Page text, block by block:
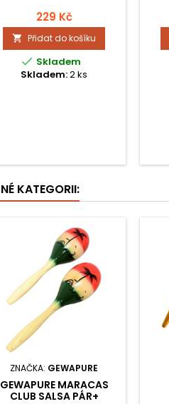
229 Kč
 Přidat do košíku
 Skladem
Skladem:2 ks
KATEGORII:
ZNAČKA: GEWAPURE
GEWAPURE MARACAS
CLUB SALSA PÁR+